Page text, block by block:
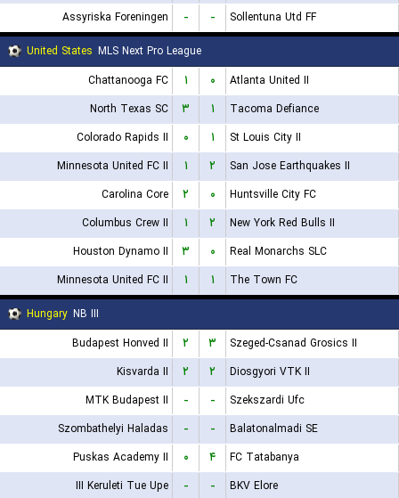
Assyriska Foreningen
- -
Sollentuna Utd FF
United States MLS Next Pro League
Chattanooga FC
۱ ۰
Atlanta United II
North Texas SC
۳ ۱
Tacoma Defiance
Colorado Rapids II
۰ ۱
St Louis City II
Minnesota United FC II
۱ ۲
San Jose Earthquakes II
Carolina Core
۲ ۰
Huntsville City FC
Columbus Crew II
۱ ۲
New York Red Bulls II
Houston Dynamo II
۳ ۰
Real Monarchs SLC
Minnesota United FC II
۱ ۱
The Town FC
Hungary NB III
Budapest Honved II
۲ ۳
Szeged-Csanad Grosics II
Kisvarda II
۲ ۲
Diosgyori VTK II
MTK Budapest II
- -
Szekszardi Ufc
Szombathelyi Haladas
- -
Balatonalmadi SE
Puskas Academy II
۰ ۴
FC Tatabanya
III Keruleti Tue Upe
- -
BKV Elore